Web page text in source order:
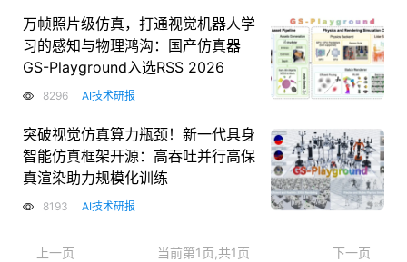
万帧照片级仿真，打通视觉机器人学
习的感知与物理鸿沟：国产仿真器
GS-Playground入选RSS 2026
8296 AI技术研报
突破视觉仿真算力瓶颈！新一代具身
智能仿真框架开源：高吞吐并行高保
真渲染助力规模化训练
8193 AI技术研报
上一页 当前第1页,共1页 下一页